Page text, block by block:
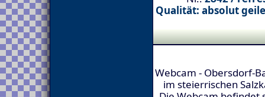
Qualität: absolut
Webcam - Obersdorf-
im steierrischen